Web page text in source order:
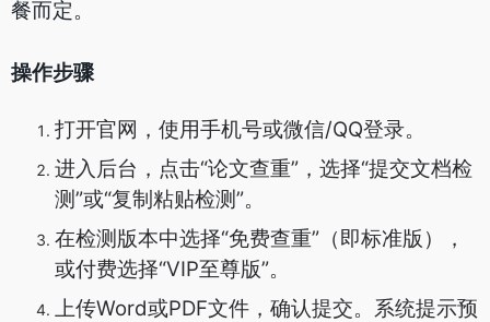
餐而定。
操作步骤
打开官网，使用手机号或微信/QQ登录。
进入后台，点击“论文查重”，选择“提交文档检
测”或“复制粘贴检测”。
在检测版本中选择“免费查重”（即标准版），
或付费选择“VIP至尊版”。
上传Word或PDF文件，确认提交。系统提示预